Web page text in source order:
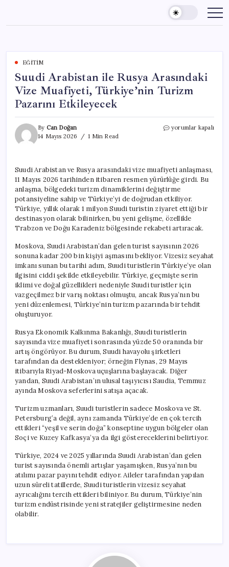
content
EĞITIM
Suudi Arabistan ile Rusya Arasındaki
Vize Muafiyeti, Türkiye’nin Turizm
Pazarını Etkileyecek
By Can Doğan
14 Mayıs 2026
1 Min Read
Suudi
Vize
Muafiyeti,
Türkiye’nin
Turizm
Pazarını
Etkileyecek
için
yorumlar kapalı
Suudi Arabistan ve Rusya arasındaki vize muafiyeti anlaşması,
11 Mayıs 2026 tarihinden itibaren resmen yürürlüğe girdi. Bu
anlaşma, bölgedeki turizm dinamiklerini değiştirme
potansiyeline sahip ve Türkiye’yi de doğrudan etkiliyor.
Türkiye, yıllık olarak 1 milyon Suudi turistin ziyaret ettiği bir
destinasyon olarak bilinirken, bu yeni gelişme, özellikle
Trabzon ve Doğu Karadeniz bölgesinde rekabeti artıracak.
Moskova, Suudi Arabistan’dan gelen turist sayısının 2026
sonuna kadar 200 bin kişiyi aşmasını bekliyor. Vizesiz seyahat
imkanı sunan bu tarihi adım, Suudi turistlerin Türkiye’ye olan
ilgisini ciddi şekilde etkileyebilir. Türkiye, geçmişte serin
iklimi ve doğal güzellikleri nedeniyle Suudi turistler için
vazgeçilmez bir varış noktası olmuştu, ancak Rusya’nın bu
yeni düzenlemesi, Türkiye’nin turizm pazarında bir tehdit
oluşturuyor.
Rusya Ekonomik Kalkınma Bakanlığı, Suudi turistlerin
sayısında vize muafiyeti sonrasında yüzde 50 oranında bir
artış öngörüyor. Bu durum, Suudi havayolu şirketleri
tarafından da destekleniyor; örneğin Flynas, 29 Mayıs
itibarıyla Riyad-Moskova uçuşlarına başlayacak. Diğer
yandan, Suudi Arabistan’ın ulusal taşıyıcısı Saudia, Temmuz
ayında Moskova seferlerini satışa açacak.
Turizm uzmanları, Suudi turistlerin sadece Moskova ve St.
Petersburg’a değil, aynı zamanda Türkiye’de en çok tercih
ettikleri “yeşil ve serin doğa” konseptine uygun bölgeler olan
Soçi ve Kuzey Kafkasya’ya da ilgi göstereceklerini belirtiyor.
Türkiye, 2024 ve 2025 yıllarında Suudi Arabistan’dan gelen
turist sayısında önemli artışlar yaşamışken, Rusya’nın bu
atılımı pazar payını tehdit ediyor. Aileler tarafından yapılan
uzun süreli tatillerde, Suudi turistlerin vizesiz seyahat
ayrıcalığını tercih ettikleri biliniyor. Bu durum, Türkiye’nin
turizm endüstrisinde yeni stratejiler geliştirmesine neden
olabilir.